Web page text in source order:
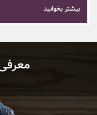
بیشتر بخوانید